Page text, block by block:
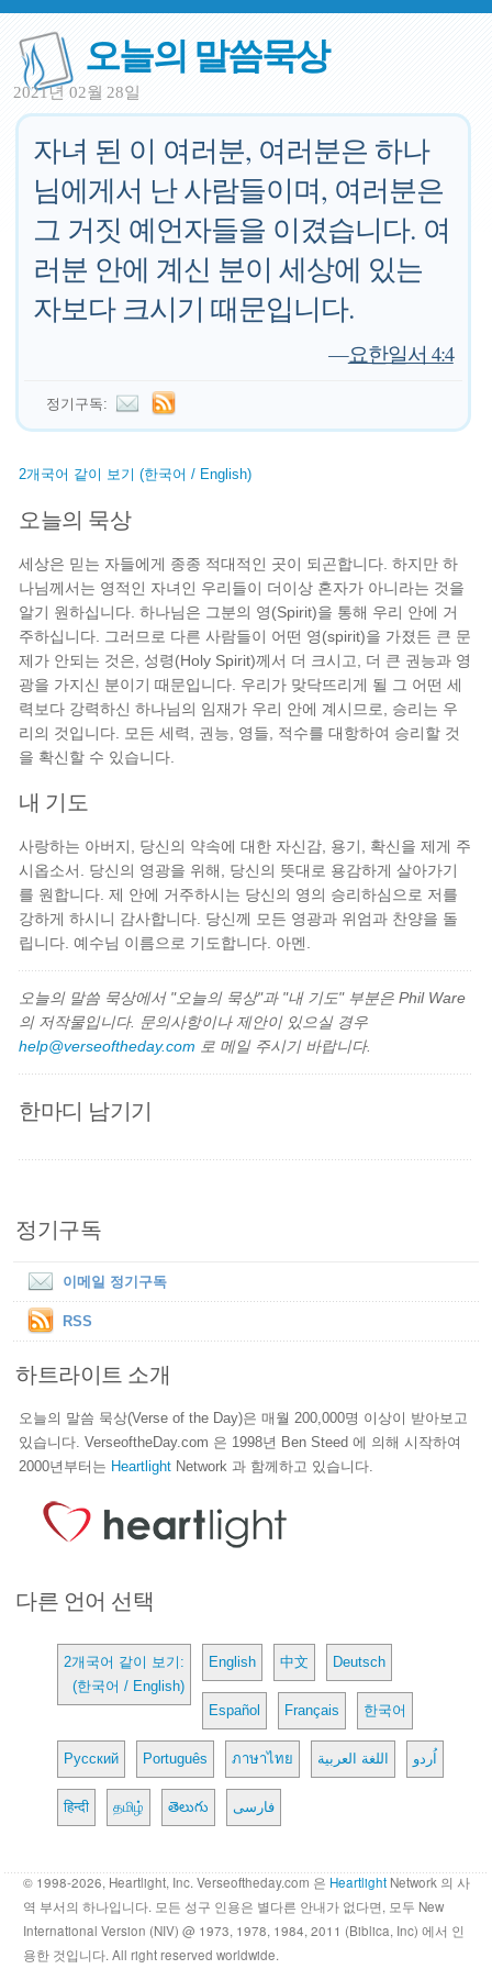
오늘의 말씀묵상
2021년 02월 28일
자녀 된 이 여러분, 여러분은 하나
님에게서 난 사람들이며, 여러분은
그 거짓 예언자들을 이겼습니다. 여
러분 안에 계신 분이 세상에 있는
자보다 크시기 때문입니다.
—요한일서 4:4
정기구독:
2개국어 같이 보기 (한국어 / English)
오늘의 묵상
세상은 믿는 자들에게 종종 적대적인 곳이 되곤합니다. 하지만 하
나님께서는 영적인 자녀인 우리들이 더이상 혼자가 아니라는 것을
알기 원하십니다. 하나님은 그분의 영(Spirit)을 통해 우리 안에 거
주하십니다. 그러므로 다른 사람들이 어떤 영(spirit)을 가졌든 큰 문
제가 안되는 것은, 성령(Holy Spirit)께서 더 크시고, 더 큰 권능과 영
광을 가지신 분이기 때문입니다. 우리가 맞닥뜨리게 될 그 어떤 세
력보다 강력하신 하나님의 임재가 우리 안에 계시므로, 승리는 우
리의 것입니다. 모든 세력, 권능, 영들, 적수를 대항하여 승리할 것
을 확신할 수 있습니다.
내 기도
사랑하는 아버지, 당신의 약속에 대한 자신감, 용기, 확신을 제게 주
시옵소서. 당신의 영광을 위해, 당신의 뜻대로 용감하게 살아가기
를 원합니다. 제 안에 거주하시는 당신의 영의 승리하심으로 저를
강하게 하시니 감사합니다. 당신께 모든 영광과 위엄과 찬양을 돌
립니다. 예수님 이름으로 기도합니다. 아멘.
오늘의 말씀 묵상에서 "오늘의 묵상"과 "내 기도" 부분은 Phil Ware
의 저작물입니다. 문의사항이나 제안이 있으실 경우
help@verseoftheday.com 로 메일 주시기 바랍니다.
한마디 남기기
정기구독
이메일 정기구독
RSS
하트라이트 소개
오늘의 말씀 묵상(Verse of the Day)은 매월 200,000명 이상이 받아보고
있습니다. VerseoftheDay.com 은 1998년 Ben Steed 에 의해 시작하여
2000년부터는 Heartlight Network 과 함께하고 있습니다.
다른 언어 선택
2개국어 같이 보기:
(한국어 / English)
English 中文 Deutsch
Español Français 한국어
Русский Português ภาษาไทย اللغة العربية اُردو
हिन्दी தமிழ் తెలుగు فارسی
© 1998-2026, Heartlight, Inc. Verseoftheday.com 은 Heartlight Network 의 사
역 부서의 하나입니다. 모든 성구 인용은 별다른 안내가 없다면, 모두 New
International Version (NIV) @ 1973, 1978, 1984, 2011 (Biblica, Inc) 에서 인
용한 것입니다. All right reserved worldwide.